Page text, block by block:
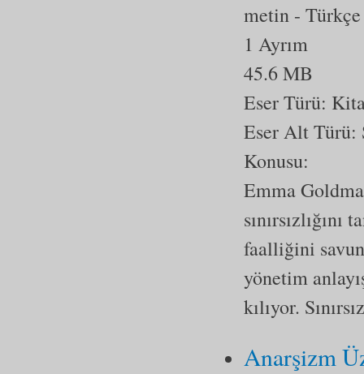
metin - Türkçe
1 Ayrım
45.6 MB
Eser Türü:
Eser Alt Türü:
Konusu:
Emma
faalliğini
yönetim
kılıyor.
Anarşizm